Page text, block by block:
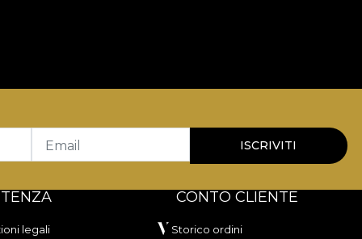
și rezistență în utilizare.
la lumină artificială și a trecut testul de
Email ISCRIVITI
legali
CONTO CLIENTE
Storico ordini